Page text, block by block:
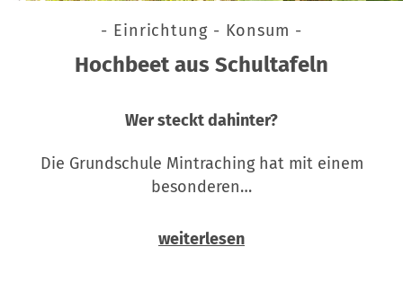
- Einrichtung - Konsum -
Hochbeet aus Schultafeln
Wer steckt dahinter?
Die Grundschule Mintraching hat mit einem
besonderen…
weiterlesen